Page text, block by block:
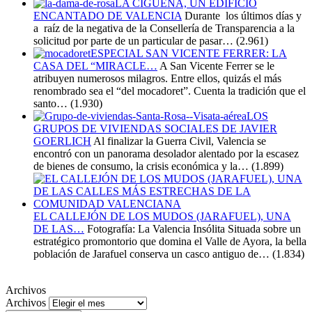
LA CIGÜEÑA, UN EDIFICIO
ENCANTADO DE VALENCIA Durante los últimos días y
a raíz de la negativa de la Consellería de Transparencia a la
solicitud por parte de un particular de pasar… (2.961)
ESPECIAL SAN VICENTE FERRER: LA
CASA DEL “MIRACLE… A San Vicente Ferrer se le
atribuyen numerosos milagros. Entre ellos, quizás el más
renombrado sea el “del mocadoret”. Cuenta la tradición que el
santo… (1.930)
LOS
GRUPOS DE VIVIENDAS SOCIALES DE JAVIER
GOERLICH Al finalizar la Guerra Civil, Valencia se
encontró con un panorama desolador alentado por la escasez
de bienes de consumo, la crisis económica y la… (1.899)
EL CALLEJÓN DE LOS MUDOS (JARAFUEL), UNA
DE LAS… Fotografía: La Valencia Insólita Situada sobre un
estratégico promontorio que domina el Valle de Ayora, la bella
población de Jarafuel conserva un casco antiguo de… (1.834)
Archivos
Archivos